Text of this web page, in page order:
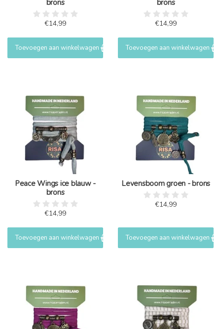
brons
€14,99
Toevoegen aan winkelwagen
brons
€14,99
Toevoegen aan winkelwagen
Peace Wings ice blauw -
brons
€14,99
Toevoegen aan winkelwagen
Levensboom groen - brons
€14,99
Toevoegen aan winkelwagen